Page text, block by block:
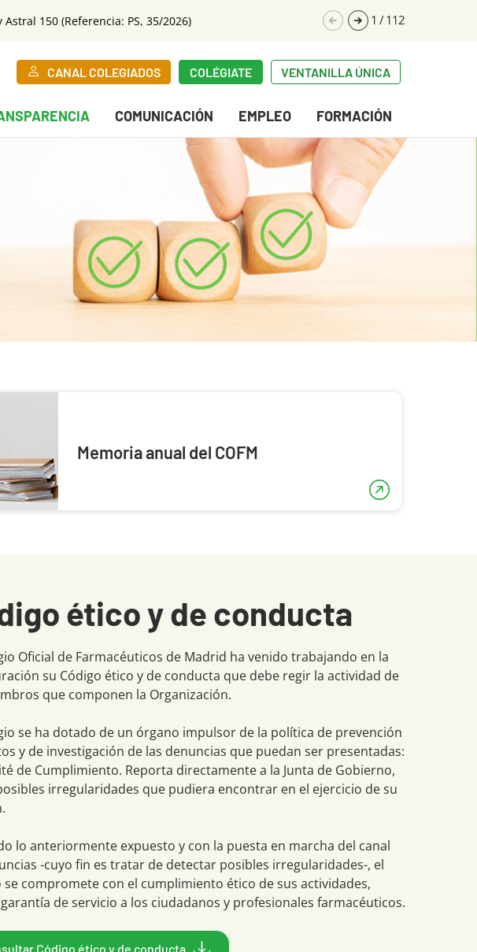
150 (Referencia: PS, 35/2026) 1 /112
CANAL COLEGIADOS COLÉGIATE VENTANILLA ÚNICA
COMUNICACIÓN EMPLEO FORMACIÓN
Memoria anual del COFM
ético y de conducta
Oficial de Farmacéuticos de Madrid ha venido trabajando en la
su Código ético y de conducta que debe regir la actividad de
que componen la Organización.
se ha dotado de un órgano impulsor de la política de prevención
y de investigación de las denuncias que puedan ser presentadas:
de Cumplimiento. Reporta directamente a la Junta de Gobierno,
irregularidades que pudiera encontrar en el ejercicio de su
lo anteriormente expuesto y con la puesta en marcha del canal
-cuyo fin es tratar de detectar posibles irregularidades-, el
se compromete con el cumplimiento ético de sus actividades,
de servicio a los ciudadanos y profesionales farmacéuticos.
Código ético y de conducta